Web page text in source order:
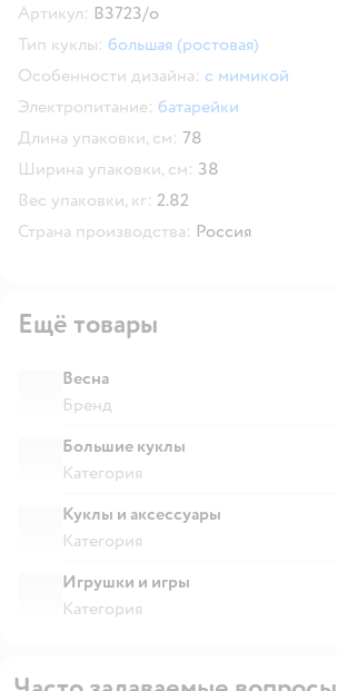
Артикул: В3723/о
Тип куклы: большая (ростовая)
Особенности дизайна: с мимикой
Электропитание: батарейки
Длина упаковки, см: 78
Ширина упаковки, см: 38
Вес упаковки, кг: 2.82
Страна производства: Россия
Ещё товары
Весна
Бренд
Большие куклы
Категория
Куклы и аксессуары
Категория
Игрушки и игры
Категория